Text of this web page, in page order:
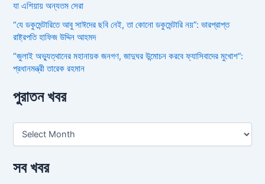
যা এশিয়ায় অন্যতম সেরা
“যে ডকুমেন্টারিতে আবু সাঈদের ছবি নেই, তা কোনো ডকুমেন্টারি নয়”: ভারপ্রাপ্ত
রাষ্ট্রপতি হাফিজ উদ্দিন আহমদ
“জুলাই অভ্যুত্থানের মহানায়ক জনগণ, জাদুঘর উন্মোচন করবে ফ্যাসিবাদের মুখোশ”:
প্রধানমন্ত্রী তারেক রহমান
পুরাতন খবর
সব খবর